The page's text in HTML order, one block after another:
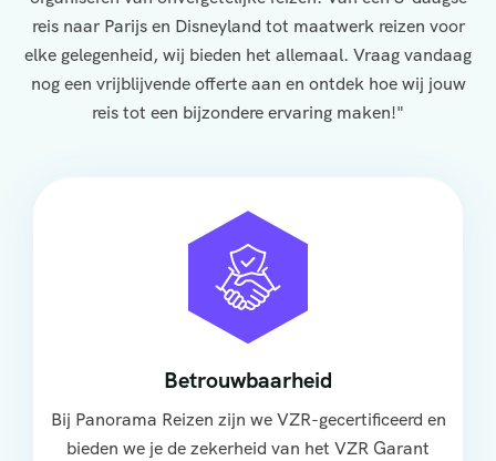
reis naar Parijs en Disneyland tot maatwerk reizen voor
elke gelegenheid, wij bieden het allemaal. Vraag vandaag
nog een vrijblijvende offerte aan en ontdek hoe wij jouw
reis tot een bijzondere ervaring maken!"
Betrouwbaarheid
Bij Panorama Reizen zijn we VZR-gecertificeerd en
bieden we je de zekerheid van het VZR Garant